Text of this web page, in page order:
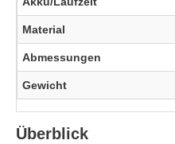
Material
Abmessungen
Gewicht
Überblick